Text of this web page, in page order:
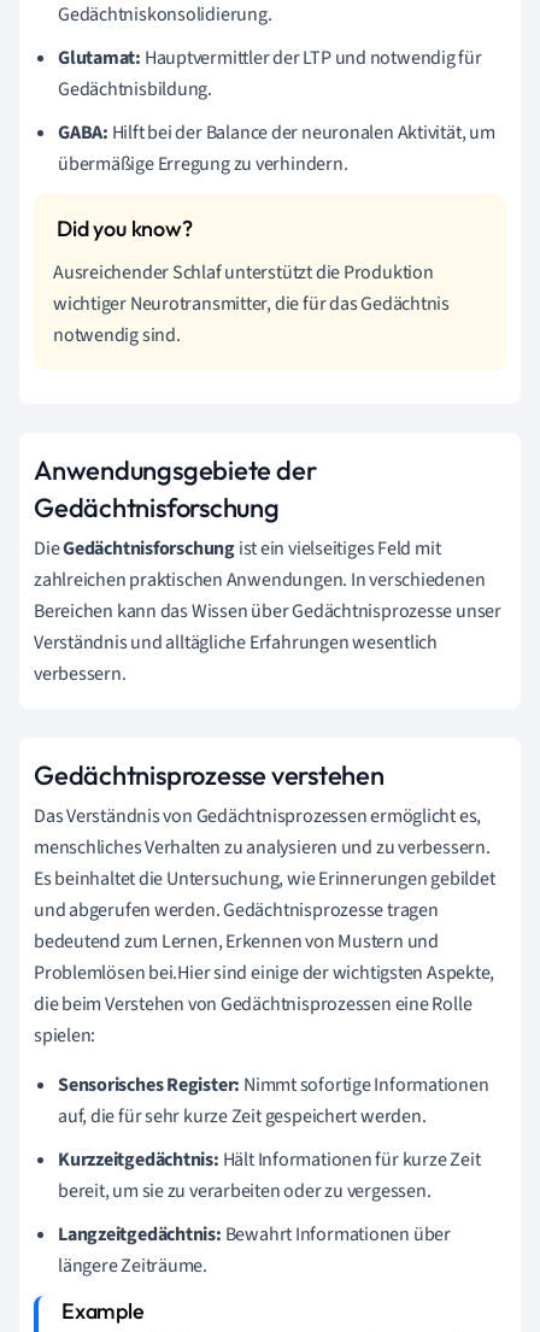
Gedächtniskonsolidierung.
Glutamat: Hauptvermittler der LTP und notwendig für
Gedächtnisbildung.
GABA: Hilft bei der Balance der neuronalen Aktivität, um
übermäßige Erregung zu verhindern.
Ausreichender Schlaf unterstützt die Produktion
wichtiger Neurotransmitter, die für das Gedächtnis
notwendig sind.
Anwendungsgebiete der
Gedächtnisforschung
DieGedächtnisforschungist ein vielseitiges Feld mit
zahlreichen praktischen Anwendungen. In verschiedenen
Bereichen kann das Wissen über Gedächtnisprozesse unser
Verständnis und alltägliche Erfahrungen wesentlich
verbessern.
Gedächtnisprozesse verstehen
Das Verständnis von Gedächtnisprozessen ermöglicht es,
menschliches Verhalten zu analysieren und zu verbessern.
Es beinhaltet die Untersuchung, wie Erinnerungen gebildet
und abgerufen werden. Gedächtnisprozesse tragen
bedeutend zum Lernen, Erkennen von Mustern und
Problemlösen bei.Hier sind einige der wichtigsten Aspekte,
die beim Verstehen von Gedächtnisprozessen eine Rolle
spielen:
Sensorisches Register: Nimmt sofortige Informationen
auf, die für sehr kurze Zeit gespeichert werden.
Kurzzeitgedächtnis: Hält Informationen für kurze Zeit
bereit, um sie zu verarbeiten oder zu vergessen.
Langzeitgedächtnis: Bewahrt Informationen über
längere Zeiträume.